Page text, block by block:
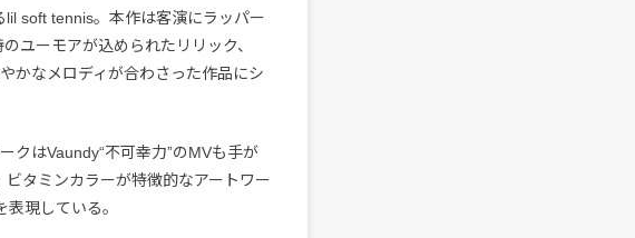
soft tennis。本作は客演にラッパー
ユーモアが込められたリリック、
かなメロディが合わさった作品にシ
クはVaundy“不可幸力”のMVも手が
タミンカラーが特徴的なアートワー
現している。